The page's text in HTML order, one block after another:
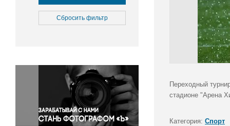
Культура
Медицина
Окружающая среда
Политика
Правосудие
Происшествия и конфликты
Религия
Сбросить фильтр
Переходный
стадионе "Арена
Категория: Спорт